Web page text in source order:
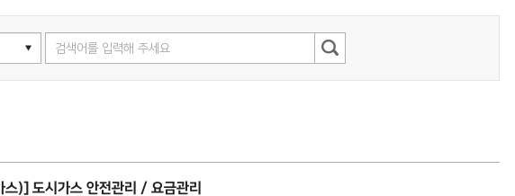
)] 도시가스 안전관리 / 요금관리